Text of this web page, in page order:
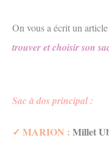
On vous a écrit un
trouver et choisir son
Sac à dos principal :
✓ MARION : Millet